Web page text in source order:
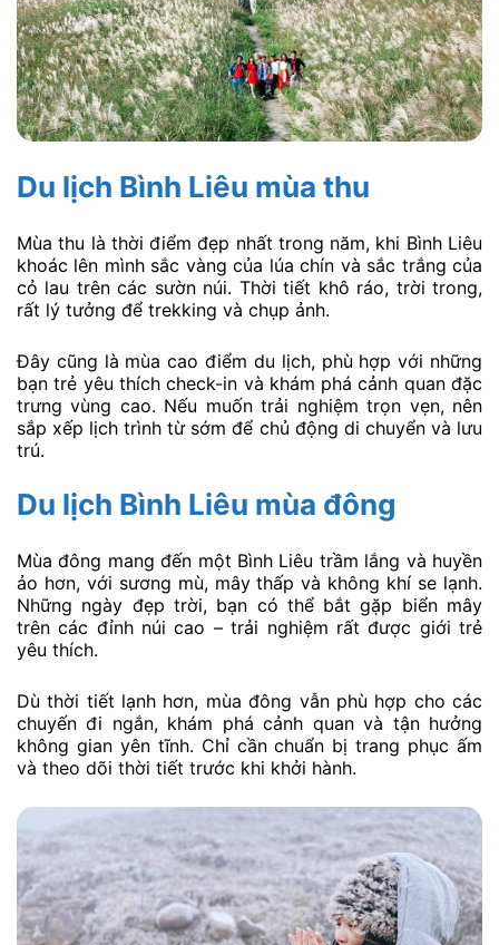
Du lịch Bình Liêu mùa thu
Mùa thu là thời điểm đẹp nhất trong năm, khi Bình Liêu
khoác lên mình sắc vàng của lúa chín và sắc trắng của
cỏ lau trên các sườn núi. Thời tiết khô ráo, trời trong,
rất lý tưởng để trekking và chụp ảnh.
Đây cũng là mùa cao điểm du lịch, phù hợp với những
bạn trẻ yêu thích check-in và khám phá cảnh quan đặc
trưng vùng cao. Nếu muốn trải nghiệm trọn vẹn, nên
sắp xếp lịch trình từ sớm để chủ động di chuyển và lưu
trú.
Du lịch Bình Liêu mùa đông
Mùa đông mang đến một Bình Liêu trầm lắng và huyền
ảo hơn, với sương mù, mây thấp và không khí se lạnh.
Những ngày đẹp trời, bạn có thể bắt gặp biển mây
trên các đỉnh núi cao – trải nghiệm rất được giới trẻ
yêu thích.
Dù thời tiết lạnh hơn, mùa đông vẫn phù hợp cho các
chuyến đi ngắn, khám phá cảnh quan và tận hưởng
không gian yên tĩnh. Chỉ cần chuẩn bị trang phục ấm
và theo dõi thời tiết trước khi khởi hành.